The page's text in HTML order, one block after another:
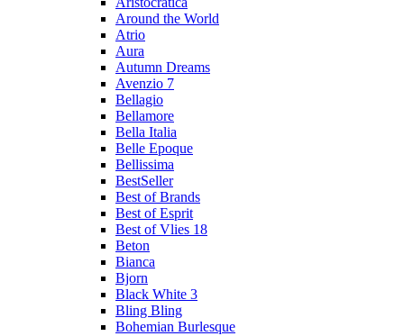
Around the World
Atrio
Aura
Autumn Dreams
Avenzio 7
Bellagio
Bellamore
Bella Italia
Belle Epoque
Bellissima
BestSeller
Best of Brands
Best of Esprit
Best of Vlies 18
Beton
Bianca
Bjorn
Black White 3
Bling Bling
Bohemian Burlesque